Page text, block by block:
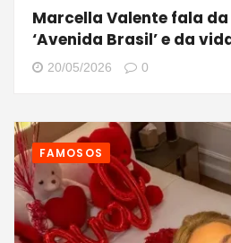
Marcella Valente fala
‘Avenida Brasil’ e da
20/05/2026 0
FAMOSOS